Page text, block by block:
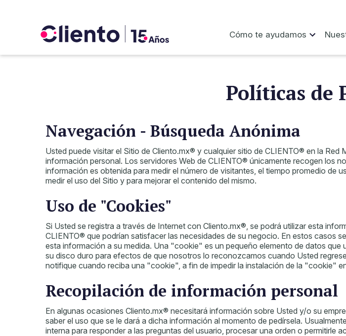
Cómo te ayudamos
Políticas de
Navegación - Búsqueda Anónima
Usted puede visitar el Sitio de Cliento.mx® y cualquier sitio de CLIENTO® en la
información personal. Los servidores Web de CLIENTO® únicamente recogen los
información es obtenida para medir el número de visitantes, el tiempo promedio de
medir el uso del Sitio y para mejorar el contenido del mismo.
Uso de "Cookies"
Si Usted se registra a través de Internet con Cliento.mx®, se podrá utilizar esta
CLIENTO® que podrían satisfacer las necesidades de su negocio. En estos casos
esta información a su medida. Una "cookie" es un pequeño elemento de datos
su disco duro para efectos de que nosotros lo reconozcamos cuando Usted
notifique cuando reciba una "cookie", a fin de impedir la instalación de la "cookie"
Recopilación de información personal
En algunas ocasiones Cliento.mx® necesitará información sobre Usted y/o su
saber el uso que se le dará a dicha información al momento de pedírsela.
interna para responder a las preguntas del usuario, procesar una orden o permitirle